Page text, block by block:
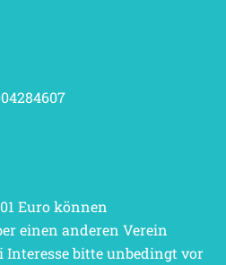
Euro können
einen anderen Verein
Interesse bitte unbedingt vor